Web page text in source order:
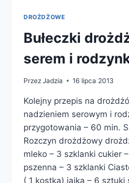
DROŻDŻOWE
Bułeczki
serem i
PrzezJadzia 16 lipca 2013
Kolejny przepis na
nadzieniem serowym i
przygotowania – 60 min.
Rozczyn drożdżowy
mleko – 3 szklanki cukier
pszenna – 3 szklanki
( 1 kostka) jajka – 6 sztuki